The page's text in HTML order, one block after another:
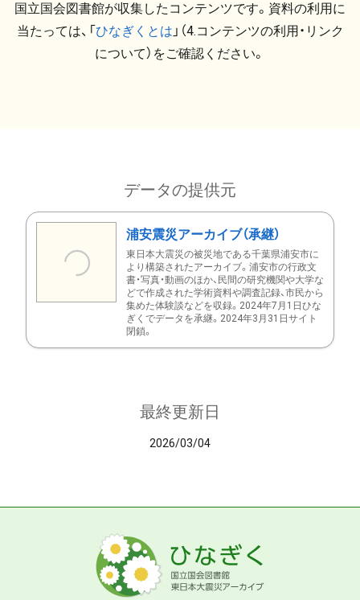
国立国会図書館が収集したコンテンツです。資料の利用に
当たっては、「ひなぎくとは 」（4.コンテンツの利用・リンク
について）をご確認ください。
データの提供元
浦安震災アーカイブ（承継）
東日本大震災の被災地である千葉県浦安市に
より構築されたアーカイブ。浦安市の行政文
書・写真・動画のほか、民間の研究機関や大学な
どで作成された学術資料や調査記録、市民から
集めた体験談などを収録。2024年7月1日ひな
ぎくでデータを承継。2024年3月31日サイト
閉鎖。
最終更新日
2026/03/04